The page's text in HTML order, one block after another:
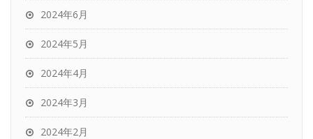
2024年6月
2024年5月
2024年4月
2024年3月
2024年2月